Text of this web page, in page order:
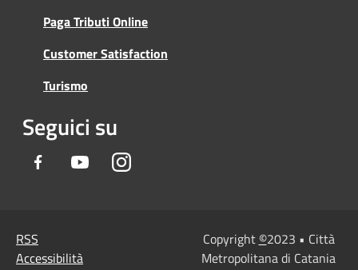
Paga Tributi Online
Customer Satisfaction
Turismo
Seguici su
Facebook YoutubeInstagram
RSS
Accessibilità
Copyright ©2023 • Città
Metropolitana di Catania